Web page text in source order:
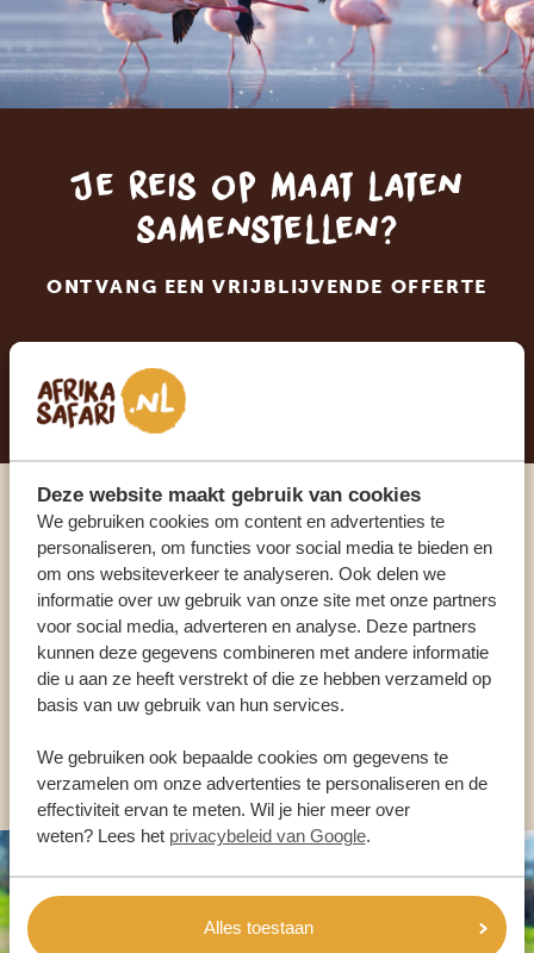
Deze website maakt gebruik van cookies
We gebruiken cookies om content en advertenties te
personaliseren, om functies voor social media te bieden en
om ons websiteverkeer te analyseren. Ook delen we
informatie over uw gebruik van onze site met onze partners
voor social media, adverteren en analyse. Deze partners
kunnen deze gegevens combineren met andere informatie
die u aan ze heeft verstrekt of die ze hebben verzameld op
basis van uw gebruik van hun services.
We gebruiken ook bepaalde cookies om gegevens te
verzamelen om onze advertenties te personaliseren en de
effectiviteit ervan te meten. Wil je hier meer over
weten? Lees het privacybeleid van Google.
Alles toestaan
Je reis op maat laten
samenstellen?
ONTVANG EEN VRIJBLIJVENDE OFFERTE
STEL NU JOUW DROOMREIS SAMEN
Praat met een expert
ONZE SPECIALISTEN STAAN VOOR JE KLAAR
NL:+31 174 700 212
ANDERE LANDEN